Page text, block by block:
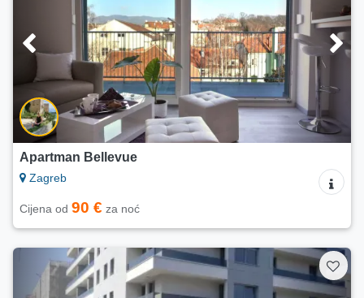
Apartman Bellevue
Zagreb
Cijena od 90 € za noć